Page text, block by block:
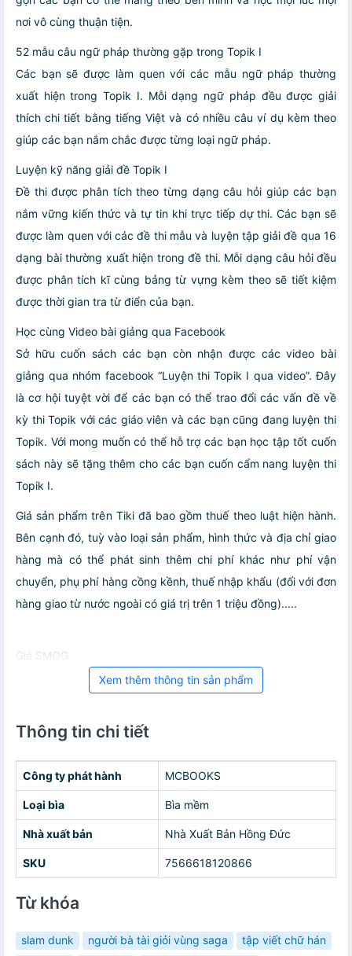
nơi vô cùng thuận tiện.
52 mẫu câu ngữ pháp thường gặp trong Topik I
Các bạn sẽ được làm quen với các mẫu ngữ pháp thường
xuất hiện trong Topik I. Mỗi dạng ngữ pháp đều được giải
thích chi tiết bằng tiếng Việt và có nhiều câu ví dụ kèm theo
giúp các bạn nắm chắc được từng loại ngữ pháp.
Luyện kỹ năng giải đề Topik I
Đề thi được phân tích theo từng dạng câu hỏi giúp các bạn
nắm vững kiến thức và tự tin khi trực tiếp dự thi. Các bạn sẽ
được làm quen với các đề thi mẫu và luyện tập giải đề qua 16
dạng bài thường xuất hiện trong đề thi. Mỗi dạng câu hỏi đều
được phân tích kĩ cùng bảng từ vựng kèm theo sẽ tiết kiệm
được thời gian tra từ điển của bạn.
Học cùng Video bài giảng qua Facebook
Sở hữu cuốn sách các bạn còn nhận được các video bài
giảng qua nhóm facebook “Luyện thi Topik I qua video”. Đây
là cơ hội tuyệt vời để các bạn có thể trao đổi các vấn đề về
kỳ thi Topik với các giáo viên và các bạn cũng đang luyện thi
Topik. Với mong muốn có thể hỗ trợ các bạn học tập tốt cuốn
sách này sẽ tặng thêm cho các bạn cuốn cẩm nang luyện thi
Topik I.
Giá sản phẩm trên Tiki đã bao gồm thuế theo luật hiện hành.
Bên cạnh đó, tuỳ vào loại sản phẩm, hình thức và địa chỉ giao
hàng mà có thể phát sinh thêm chi phí khác như phí vận
chuyển, phụ phí hàng cồng kềnh, thuế nhập khẩu (đối với đơn
hàng giao từ nước ngoài có giá trị trên 1 triệu đồng).....
Giá SMOG
Xem thêm thông tin sản phẩm
Thông tin chi tiết
Công ty phát hành MCBOOKS
Loại bìa Bìa mềm
Nhà xuất bản Nhà Xuất Bản Hồng Đức
SKU 7566618120866
Từ khóa
slam dunk người bà tài giỏi vùng saga
tập viết chữ hán